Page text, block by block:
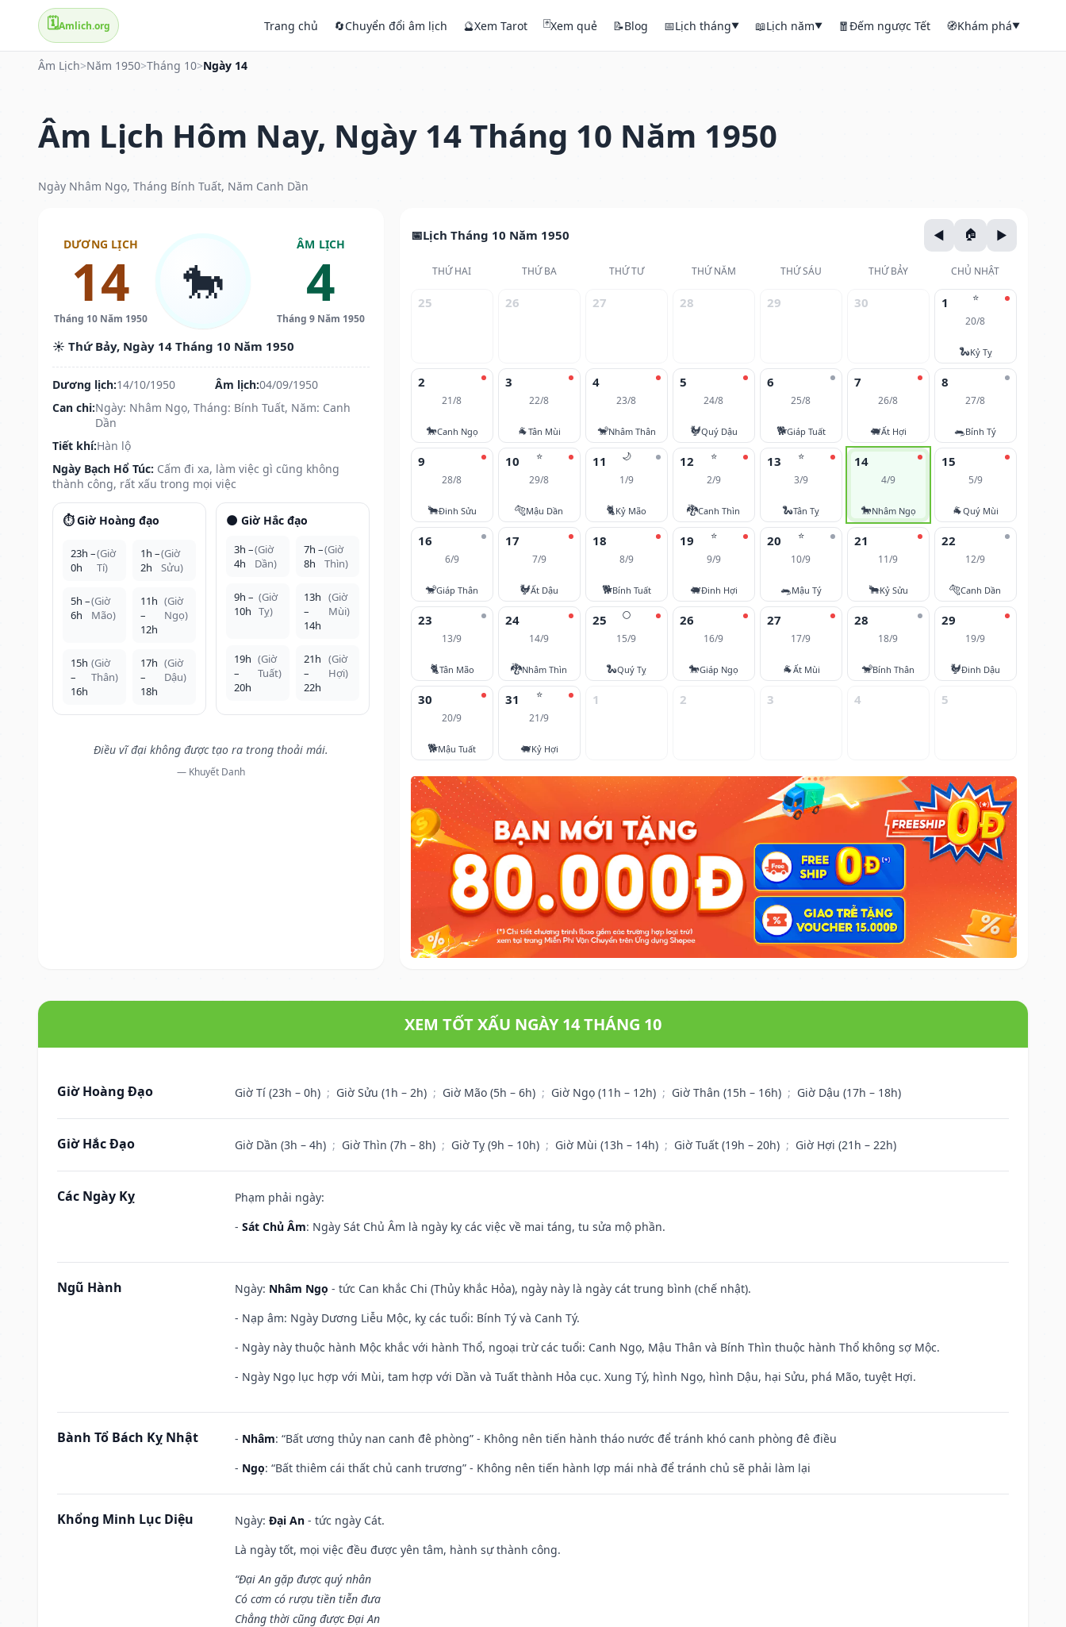
🗓️Amlich.org Trang chủ 🔄Chuyển đổi âm lịch 🔮Xem Tarot 🃏Xem quẻ 📝Blog 📅Lịch tháng▼ 📖Lịch năm▼ 🧧Đếm ngược Tết 🧭Khám phá▼
Âm Lịch>Năm 1950>Tháng 10>Ngày 14
Âm Lịch Hôm Nay, Ngày 14 Tháng 10 Năm 1950
Ngày Nhâm Ngọ, Tháng Bính Tuất, Năm Canh Dần
DƯƠNG LỊCH
14
Tháng 10 Năm 1950
🐎
ÂM LỊCH
4
Tháng 9 Năm 1950
☀️ Thứ Bảy, Ngày 14 Tháng 10 Năm 1950
Dương lịch:14/10/1950 Âm lịch:04/09/1950
Can chi:Ngày: Nhâm Ngọ, Tháng: Bính Tuất, Năm: Canh
Dần
Tiết khí:Hàn lộ
Ngày Bạch Hổ Túc: Cấm đi xa, làm việc gì cũng không
thành công, rất xấu trong mọi việc
⏱️ Giờ Hoàng đạo
23h –
0h
(Giờ
Tí)
1h –
2h
(Giờ
Sửu)
5h –
6h
(Giờ
Mão)
11h
–
12h
(Giờ
Ngọ)
15h
–
16h
(Giờ
Thân)
17h
–
18h
(Giờ
Dậu)
🌑 Giờ Hắc đạo
3h –
4h
(Giờ
Dần)
7h –
8h
(Giờ
Thìn)
9h –
10h
(Giờ
Tỵ)
13h
–
14h
(Giờ
Mùi)
19h
–
20h
(Giờ
Tuất)
21h
–
22h
(Giờ
Hợi)
Điều vĩ đại không được tạo ra trong thoải mái.
— Khuyết Danh
Lịch Tháng 10 Năm 1950
THỨ HAI THỨ BA THỨ TƯ THỨ NĂM THỨ SÁU THỨ BẢY CHỦ NHẬT
25 26 27 28 29 30 ⭐
1
20/8
🐍Kỷ Tỵ
2
21/8
🐎Canh Ngọ
3
22/8
🐐Tân Mùi
4
23/8
🐒Nhâm Thân
5
24/8
🐓Quý Dậu
6
25/8
🐕Giáp Tuất
7
26/8
🐖Ất Hợi
8
27/8
🐀Bính Tý
9
28/8
🐂Đinh Sửu
⭐
10
29/8
🐅Mậu Dần
🌙
11
1/9
🐈Kỷ Mão
⭐
12
2/9
🐉Canh Thìn
⭐
13
3/9
🐍Tân Tỵ
14
4/9
🐎Nhâm Ngọ
15
5/9
🐐Quý Mùi
16
6/9
🐒Giáp Thân
17
7/9
🐓Ất Dậu
18
8/9
🐕Bính Tuất
⭐
19
9/9
🐖Đinh Hợi
⭐
20
10/9
🐀Mậu Tý
21
11/9
🐂Kỷ Sửu
22
12/9
🐅Canh Dần
23
13/9
🐈Tân Mão
24
14/9
🐉Nhâm Thìn
🌕
25
15/9
🐍Quý Tỵ
26
16/9
🐎Giáp Ngọ
27
17/9
🐐Ất Mùi
28
18/9
🐒Bính Thân
29
19/9
🐓Đinh Dậu
30
20/9
🐕Mậu Tuất
⭐
31
21/9
🐖Kỷ Hợi
1 2 3 4 5
XEM TỐT XẤU NGÀY 14 THÁNG 10
Giờ Hoàng Đạo Giờ Tí (23h – 0h) ; Giờ Sửu (1h – 2h) ; Giờ Mão (5h – 6h) ; Giờ Ngọ (11h – 12h) ; Giờ Thân (15h – 16h) ; Giờ Dậu (17h – 18h)
Giờ Hắc Đạo Giờ Dần (3h – 4h) ; Giờ Thìn (7h – 8h) ; Giờ Tỵ (9h – 10h) ; Giờ Mùi (13h – 14h) ; Giờ Tuất (19h – 20h) ; Giờ Hợi (21h – 22h)
Các Ngày Kỵ
Phạm phải ngày:
- Sát Chủ Âm: Ngày Sát Chủ Âm là ngày kỵ các việc về mai táng, tu sửa mộ phần.
Ngũ Hành Ngày: Nhâm Ngọ - tức Can khắc Chi (Thủy khắc Hỏa), ngày này là ngày cát trung bình (chế nhật).
- Nạp âm: Ngày Dương Liễu Mộc, kỵ các tuổi: Bính Tý và Canh Tý.
- Ngày này thuộc hành Mộc khắc với hành Thổ, ngoại trừ các tuổi: Canh Ngọ, Mậu Thân và Bính Thìn thuộc hành Thổ không sợ Mộc.
- Ngày Ngọ lục hợp với Mùi, tam hợp với Dần và Tuất thành Hỏa cục. Xung Tý, hình Ngọ, hình Dậu, hại Sửu, phá Mão, tuyệt Hợi.
Bành Tổ Bách Kỵ Nhật - Nhâm: “Bất ương thủy nan canh đê phòng” - Không nên tiến hành tháo nước để tránh khó canh phòng đê điều
- Ngọ: “Bất thiêm cái thất chủ canh trương” - Không nên tiến hành lợp mái nhà để tránh chủ sẽ phải làm lại
Khổng Minh Lục Diệu Ngày: Đại An - tức ngày Cát.
Là ngày tốt, mọi việc đều được yên tâm, hành sự thành công.
“Đại An gặp được quý nhân
Có cơm có rượu tiền tiễn đưa
Chẳng thời cũng được Đại An